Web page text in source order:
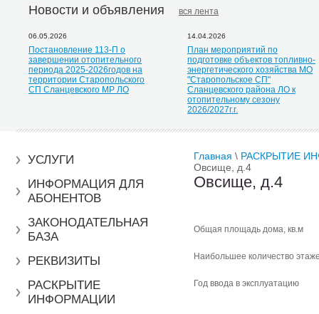
Новости и объявления вся лента
06.05.2026
Постановление 113-П о
завершении отопительного
периода 2025-2026годов на
территории Старопольского
СП Сланцевского МР ЛО
14.04.2026
План мероприятий по
подготовке объектов топливно-
энергетического хозяйства МО
"Старопольское СП"
Сланцевского района ЛО к
отопительному сезону
2026/2027г.г.
УСЛУГИ
ИНФОРМАЦИЯ ДЛЯ
АБОНЕНТОВ
ЗАКОНОДАТЕЛЬНАЯ
БАЗА
РЕКВИЗИТЫ
РАСКРЫТИЕ
ИНФОРМАЦИИ
Главная \ РАСКРЫТИЕ
Овсище, д.4
Овсище, д.4
Общая площадь дома, кв.м
Наибольшее количество
Год ввода в эксплуатацию